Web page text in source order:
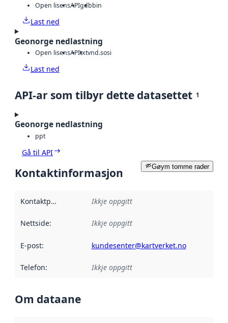
Open lisensAPIgdbbin
Last ned
Geonorge nedlastning
Open lisensAPItxtvnd.sosi
Last ned
API-ar som tilbyr dette datasettet 1
Geonorge nedlastning
ppt
Gå til API
Gøym tomme rader
Kontaktinformasjon
Kontaktpunkt Ikkje oppgitt
Nettside: Ikkje oppgitt
E-post: kundesenter@kartverket.no
Telefon: Ikkje oppgitt
Om dataane